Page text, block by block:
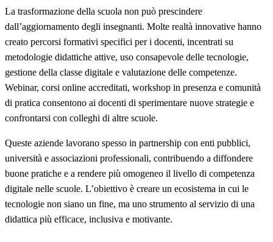
La trasformazione della scuola non può prescindere
dall’aggiornamento degli insegnanti. Molte realtà innovative hanno
creato percorsi formativi specifici per i docenti, incentrati su
metodologie didattiche attive, uso consapevole delle tecnologie,
gestione della classe digitale e valutazione delle competenze.
Webinar, corsi online accreditati, workshop in presenza e comunità
di pratica consentono ai docenti di sperimentare nuove strategie e
confrontarsi con colleghi di altre scuole.
Queste aziende lavorano spesso in partnership con enti pubblici,
università e associazioni professionali, contribuendo a diffondere
buone pratiche e a rendere più omogeneo il livello di competenza
digitale nelle scuole. L’obiettivo è creare un ecosistema in cui le
tecnologie non siano un fine, ma uno strumento al servizio di una
didattica più efficace, inclusiva e motivante.